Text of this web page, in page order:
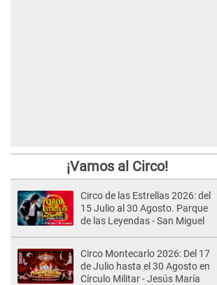
¡Vamos al Circo!
Circo de las Estrellas 2026: del
15 Julio al 30 Agosto. Parque
de las Leyendas - San Miguel
Circo Montecarlo 2026: Del 17
de Julio hasta el 30 Agosto en
Círculo Militar - Jesús María